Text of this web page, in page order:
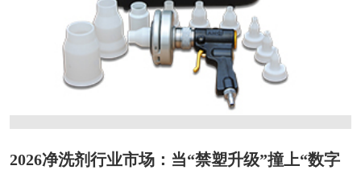
2026净洗剂行业市场：当“禁塑升级”撞上“数字